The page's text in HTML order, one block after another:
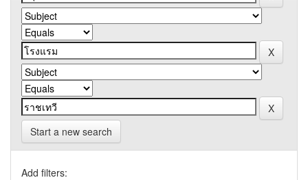
Start a new search
Add filters: